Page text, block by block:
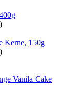
Kerne, 150g
Vanila Cake